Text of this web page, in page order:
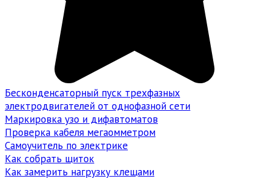
Бесконденсаторный пуск трехфазных
электродвигателей от однофазной сети
Маркировка узо и дифавтоматов
Проверка кабеля мегаомметром
Самоучитель по электрике
Как собрать щиток
Как замерить нагрузку клещами